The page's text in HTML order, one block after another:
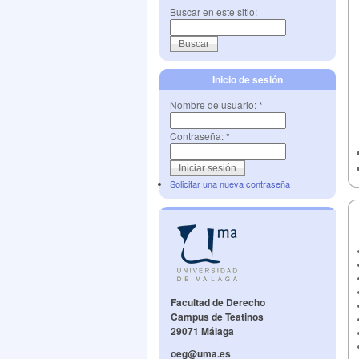
Buscar en este sitio:
Inicio de sesión
Nombre de usuario:*
Contraseña:*
Solicitar una nueva contraseña
Facultad de Derecho
Campus de Teatinos
29071 Málaga
oeg@uma.es